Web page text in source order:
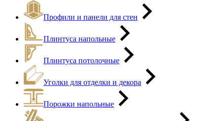
Профили и панели для стен
Плинтуса напольные
Плинтуса потолочные
Уголки для отделки и декора
Порожки напольные